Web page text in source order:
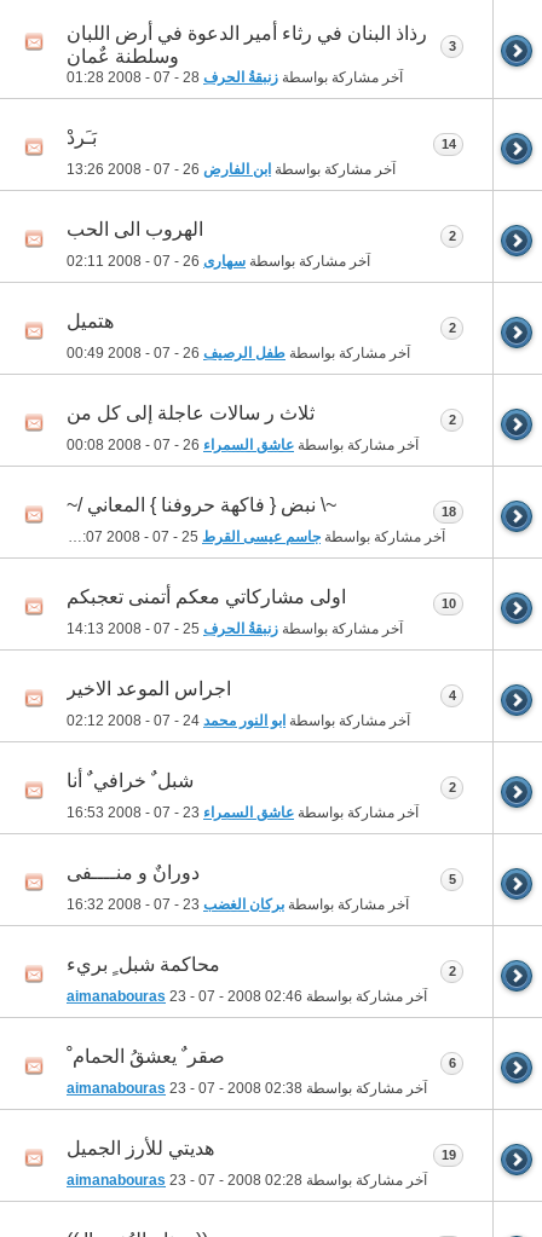
رذاذ البنان في رثاء أمير الدعوة في أرض اللبان
وسلطنة عٌمان
آخر مشاركة بواسطة زنبقةُ الحرف 01:28
3
بَـَردْ
آخر مشاركة بواسطة ابن الفارض 13:26
14
الهروب الى الحب
آخر مشاركة بواسطة سهارى 02:11
2
هتميل
آخر مشاركة بواسطة طفل الرصيف 00:49
2
ثلاث ر سالات عاجلة إلى كل من
آخر مشاركة بواسطة عاشق السمراء 00:08
2
~\ نبض { فاكهة حروفنا } المعاني /~
آخر مشاركة بواسطة جاسم عيسى القرط 18:07
18
اولى مشاركاتي معكم أتمنى تعجبكم
آخر مشاركة بواسطة زنبقةُ الحرف 14:13
10
اجراس الموعد الاخير
آخر مشاركة بواسطة ابو النور محمد 02:12
4
شبل ٌ خرافي ٌ أنا
آخر مشاركة بواسطة عاشق السمراء 16:53
2
دورانٌ و منــــفى
آخر مشاركة بواسطة بركان الغضب 16:32
5
محاكمة شبل ٍ بريء
آخر مشاركة بواسطة aimanabouras 23 - 07 - 2008 02:46
2
صقر ٌ يعشقُ الحمام ْ
آخر مشاركة بواسطة aimanabouras 23 - 07 - 2008 02:38
6
هديتي للأرز الجميل
آخر مشاركة بواسطة aimanabouras 23 - 07 - 2008 02:28
19